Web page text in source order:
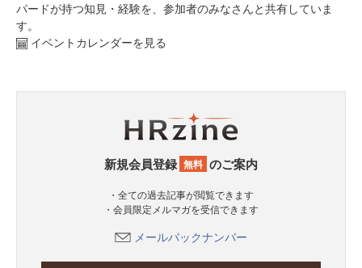
パードが持つ知見・経験を、参加者のみなさんと共有していま
す。
イベントカレンダーを見る
新規会員登録 無料 のご案内
・全ての過去記事が閲覧できます
・会員限定メルマガを受信できます
メールバックナンバー